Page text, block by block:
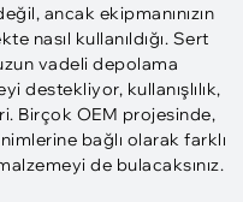
ancak ekipmanınızın
nasıl kullanıldığı. Sert
vadeli depolama
destekliyor, kullanışlılık,
Birçok OEM projesinde,
bağlı olarak farklı
de bulacaksınız.